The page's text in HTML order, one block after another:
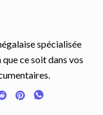
spécialisée
ce soit dans vos